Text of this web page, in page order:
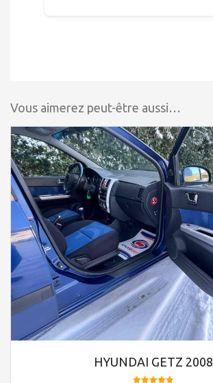
Vous aimerez peut-être aussi…
HYUNDAI GETZ 2008